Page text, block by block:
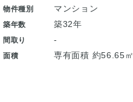
物件種別 マンション
築年数 築32年
間取り -
面積 専有面積 約56.65㎡